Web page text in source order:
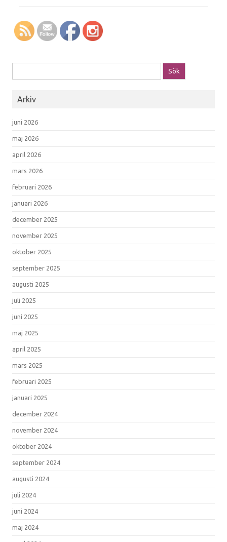
Arkiv
juni 2026
maj 2026
april 2026
mars 2026
februari 2026
januari 2026
december 2025
november 2025
oktober 2025
september 2025
augusti 2025
juli 2025
juni 2025
maj 2025
april 2025
mars 2025
februari 2025
januari 2025
december 2024
november 2024
oktober 2024
september 2024
augusti 2024
juli 2024
juni 2024
maj 2024